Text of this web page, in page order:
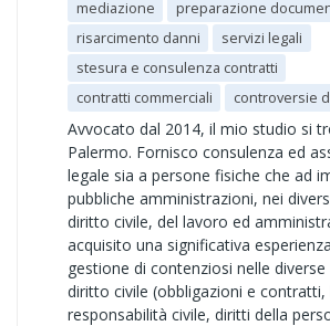
mediazione
preparazione
risarcimento danni
servizi legali
stesura e consulenza contratti
contratti commerciali
controversie
Avvocato dal 2014, il mio studio si
Palermo. Fornisco consulenza ed
legale sia a persone fisiche che ad
pubbliche amministrazioni, nei
diritto civile, del lavoro ed
acquisito una significativa
gestione di contenziosi nelle diverse
diritto civile (obbligazioni e contratti,
responsabilità civile, diritti della